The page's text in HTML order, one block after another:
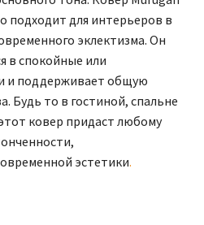
подходит для интерьеров в
эклектизма. Он
в спокойные или
и поддерживает общую
Будь то в гостиной, спальне
ковер придаст любому
эстетики.